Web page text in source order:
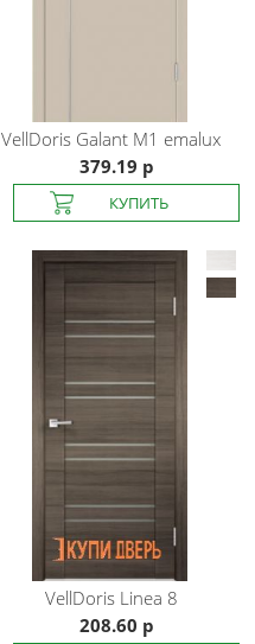
VellDoris Galant М1 emalux
379.19 р
VellDorisLinea 8
208.60 р